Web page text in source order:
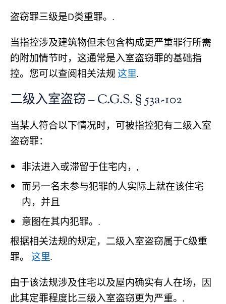
盗窃罪三级是D类重罪。.
当指控涉及建筑物但未包含构成更严重罪行所需
的附加情节时，这通常是入室盗窃罪的基础指
控。您可以查阅相关法规这里.
二级入室盗窃 – C.G.S. § 53a-102
当某人符合以下情况时，可被指控犯有二级入室
盗窃罪：
非法进入或滞留于住宅内，,
而另一名未参与犯罪的人实际上就在该住宅
内，并且
意图在其内犯罪。.
根据相关法规的规定，二级入室盗窃属于C级重
罪。 这里.
由于该法规涉及住宅以及屋内确实有人在场，因
此其定罪程度比三级入室盗窃更为严重。.